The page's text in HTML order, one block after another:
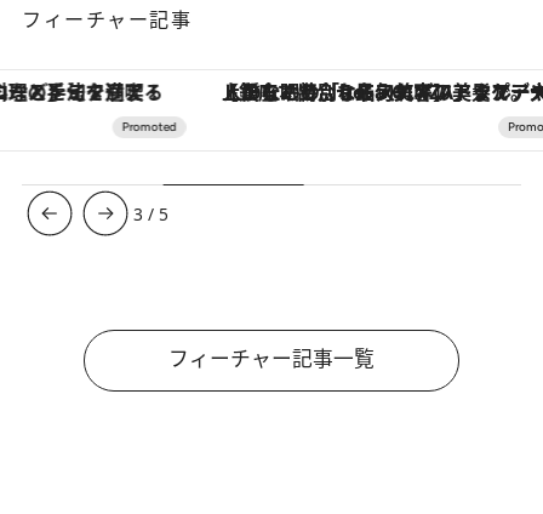
フィーチャー記事
【銀座で出合う最旬美容】美髪ケアや上質な眠り…セルフケアのアップデートから、特別な名入れギフトまで。大人のための「ReFa GINZA」クルーズ ヴァシュロン・コンスタンタ
3 / 5
フィーチャー記事一覧